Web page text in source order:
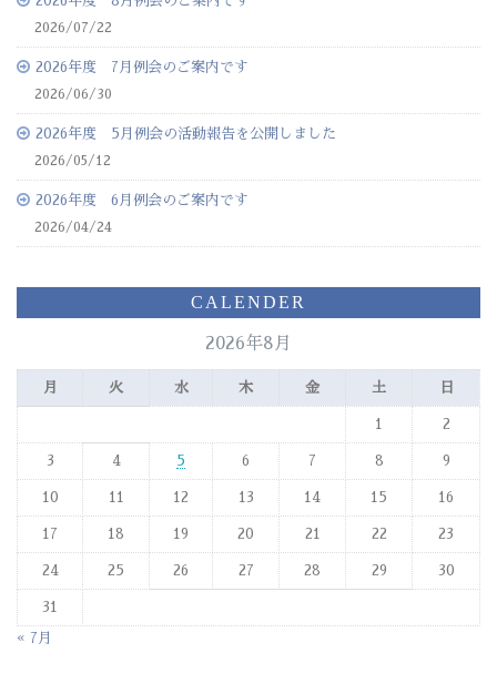
2026/07/22
2026年度 7月例会のご案内です
2026/06/30
2026年度 5月例会の活動報告を公開しました
2026/05/12
2026年度 6月例会のご案内です
2026/04/24
CALENDER
2026年8月
月 火 水 木 金 土 日
1 2
3 4 5 6 7 8 9
10 11 12 13 14 15 16
17 18 19 20 21 22 23
24 25 26 27 28 29 30
31
« 7月